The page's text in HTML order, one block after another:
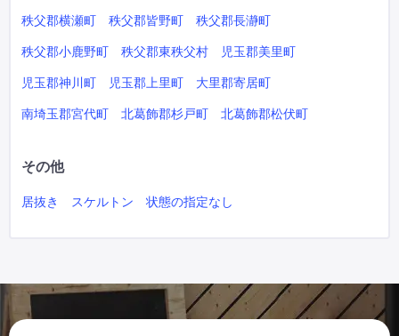
秩父郡横瀬町 秩父郡皆野町 秩父郡長瀞町
秩父郡小鹿野町 秩父郡東秩父村 児玉郡美里町
児玉郡神川町 児玉郡上里町 大里郡寄居町
南埼玉郡宮代町 北葛飾郡杉戸町 北葛飾郡松伏町
その他
居抜き スケルトン 状態の指定なし